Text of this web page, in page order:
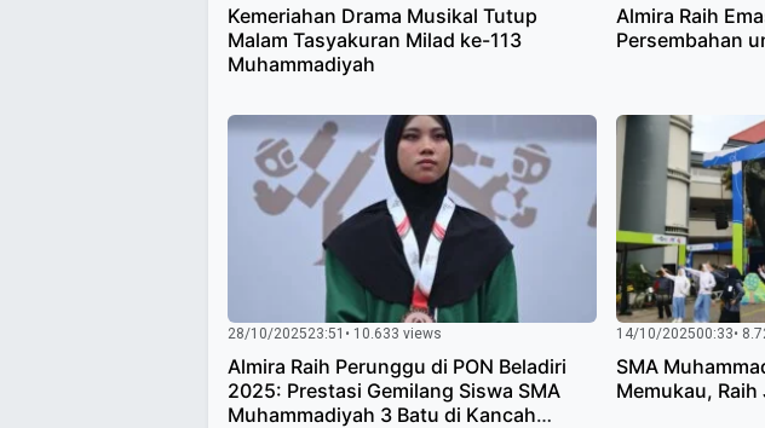
Kemeriahan Drama Musikal Tutup
Malam Tasyakuran Milad ke-113
Muhammadiyah
Almira Raih
Persembahan
28/10/202523:51 • 10.633 views
Almira Raih Perunggu di PON Beladiri
2025: Prestasi Gemilang Siswa SMA
Muhammadiyah 3 Batu di Kancah
14/10/202500:33•
SMA
Memukau,